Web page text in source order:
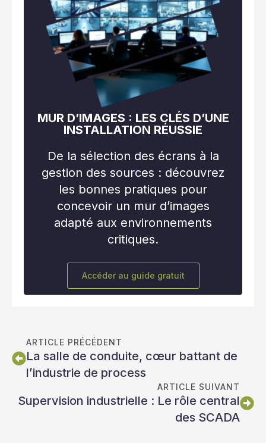
MUR D’IMAGES : LES CLÉS D’UNE
INSTALLATION RÉUSSIE
De la sélection des écrans à la
gestion des sources : découvrez
les bonnes pratiques pour
concevoir un mur d’images
adapté aux environnements
critiques.
Accéder au guide gratuit
ARTICLE PRÉCÉDENT
La salle de conduite, cœur battant de
l’industrie de process
ARTICLE SUIVANT
Supervision industrielle : Le rôle central
des SCADA